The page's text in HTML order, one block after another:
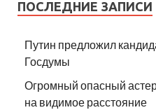
ПОСЛЕДНИЕ ЗАПИСИ
Путин предложил
Госдумы
Огромный опасный
на видимое расстояние